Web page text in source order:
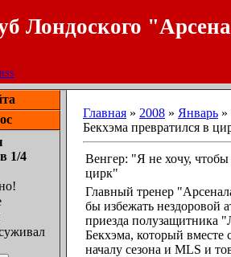
Лондоского
RSS
1/4
Главная » 2008 » Январь »
Бекхэма превратился в
Венгер: "Я не хочу, чтобы
цирк"
Главный тренер
бы избежать нездоровой
приезда полузащитника
Бекхэма, который вместе
началу сезона и MLS и